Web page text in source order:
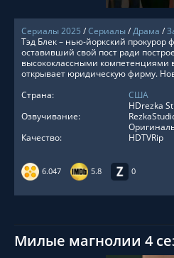
Сериалы 2025 /Сериалы/Драма /
6.047 5.8 0
Тэд Блек – нью-йоркский прокурор
оставивший свой пост ради
высококлассными компетенциями
открывает юридическую фирму.
Страна:
США
Озвучивание:
HDrezka
Качество:
HDTVRip
Милые магнолии 4